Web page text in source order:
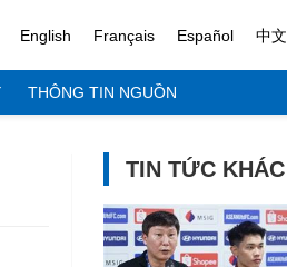
English Français Español 中文
THÔNG TIN NGUỒN
TIN TỨC KHÁC